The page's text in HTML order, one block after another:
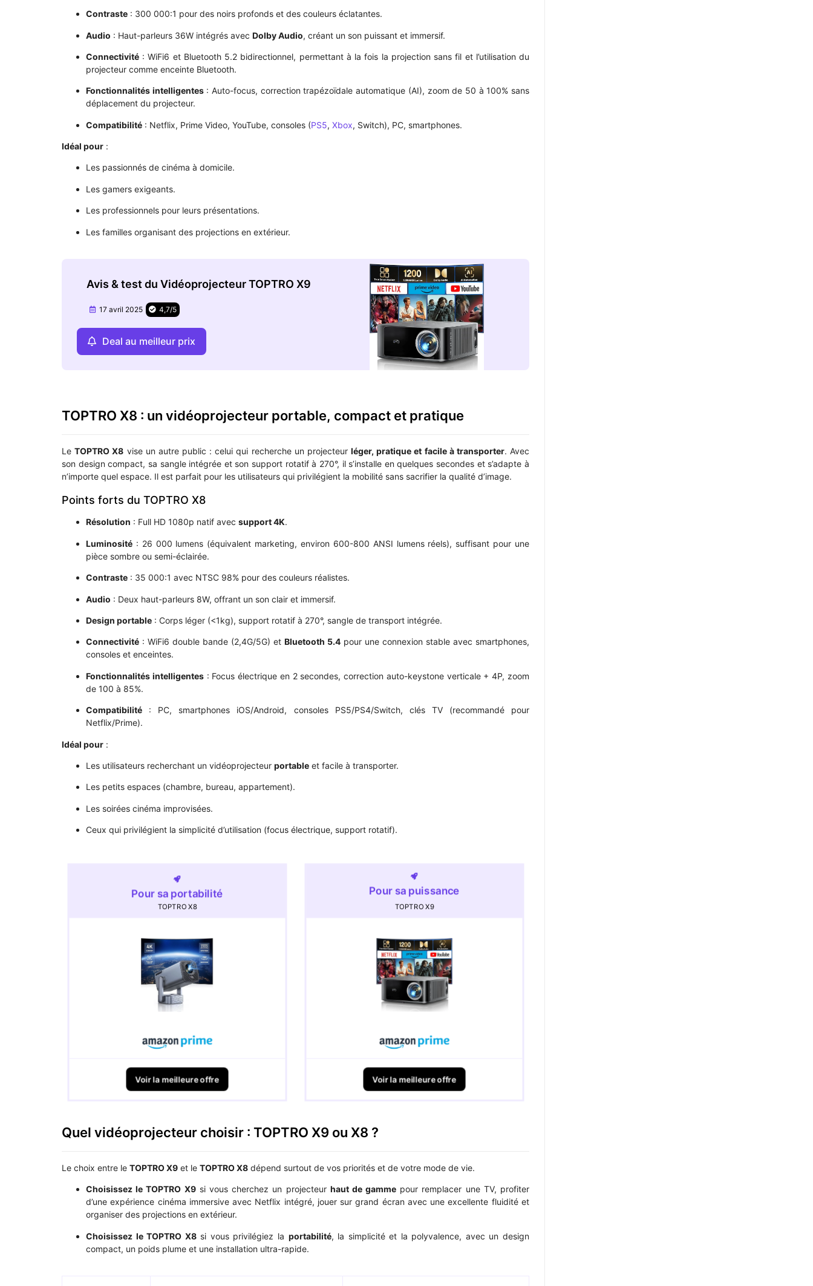
Contraste : 300 000:1 pour des noirs profonds et des couleurs éclatantes.
Audio : Haut-parleurs 36W intégrés avec Dolby Audio, créant un son puissant et immersif.
Connectivité : WiFi6 et Bluetooth 5.2 bidirectionnel, permettant à la fois la projection sans fil et l’utilisation du
projecteur comme enceinte Bluetooth.
Fonctionnalités intelligentes: Auto-focus, correction trapézoïdale automatique (AI), zoom de 50 à 100% sans
déplacement du projecteur.
Compatibilité : Netflix, Prime Video, YouTube, consoles (PS5, Xbox, Switch), PC, smartphones.
Idéal pour :
Les passionnés de cinéma à domicile.
Les gamers exigeants.
Les professionnels pour leurs présentations.
Les familles organisant des projections en extérieur.
Avis & test du ‎Vidéoprojecteur TOPTRO X9
17 avril 2025 4,7/5
Deal au meilleur prix
TOPTRO X8 : un vidéoprojecteur portable, compact et pratique
LeTOPTRO X8 vise un autre public : celui qui recherche un projecteurléger, pratique et facile à transporter. Avec
son design compact, sa sangle intégrée et son support rotatif à 270°, il s’installe en quelques secondes et s’adapte à
n’importe quel espace. Il est parfait pour les utilisateurs qui privilégient la mobilité sans sacrifier la qualité d’image.
Points forts du TOPTRO X8
Résolution : Full HD 1080p natif avec support 4K.
Luminosité : 26 000 lumens (équivalent marketing, environ 600-800 ANSI lumens réels), suffisant pour une
pièce sombre ou semi-éclairée.
Contraste : 35 000:1 avec NTSC 98% pour des couleurs réalistes.
Audio : Deux haut-parleurs 8W, offrant un son clair et immersif.
Design portable : Corps léger (<1kg), support rotatif à 270°, sangle de transport intégrée.
Connectivité : WiFi6 double bande (2,4G/5G) et Bluetooth 5.4 pour une connexion stable avec smartphones,
consoles et enceintes.
Fonctionnalités intelligentes: Focus électrique en 2 secondes, correction auto-keystone verticale + 4P, zoom
de 100 à 85%.
Compatibilité : PC, smartphones iOS/Android, consoles PS5/PS4/Switch, clés TV (recommandé pour
Netflix/Prime).
Idéal pour :
Les utilisateurs recherchant un vidéoprojecteur portable et facile à transporter.
Les petits espaces (chambre, bureau, appartement).
Les soirées cinéma improvisées.
Ceux qui privilégient la simplicité d’utilisation (focus électrique, support rotatif).
Pour sa portabilité
TOPTRO X8
Voir la meilleure offre
Pour sa puissance
TOPTRO X9
Voir la meilleure offre
Quel vidéoprojecteur choisir : TOPTRO X9 ou X8 ?
Le choix entre le TOPTRO X9 et le TOPTRO X8 dépend surtout de vos priorités et de votre mode de vie.
Choisissez le TOPTRO X9si vous cherchez un projecteur haut de gamme pour remplacer une TV, profiter
d’une expérience cinéma immersive avec Netflix intégré, jouer sur grand écran avec une excellente fluidité et
organiser des projections en extérieur.
Choisissez le TOPTRO X8si vous privilégiez la portabilité, la simplicité et la polyvalence, avec un design
compact, un poids plume et une installation ultra-rapide.